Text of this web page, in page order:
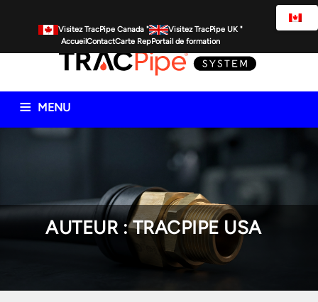
Visitez TracPipe Canada "
Visitez TracPipe UK "
AccueilContactCarte RepPortail de formation
MENU
AUTEUR : TRACPIPE USA